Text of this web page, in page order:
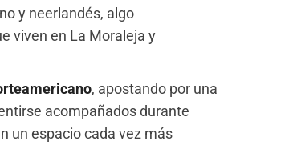
y neerlandés, algo
viven en La Moraleja y
, apostando por una
acompañados durante
un espacio cada vez más